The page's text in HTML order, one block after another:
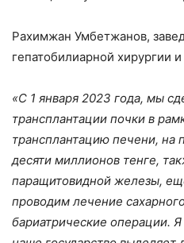
Рахимжан Умбетжанов,
гепатобилиарной хирургии
«С 1 января 2023 года, мы
трансплантации почки в
трансплантацию печени, на
десяти миллионов тенге,
паращитовидной железы,
проводим лечение
бариатрические операции.